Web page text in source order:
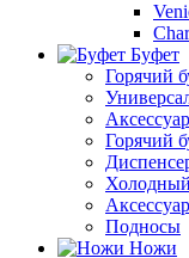
Буфет
Горячий
Горячий
Подносы
Ножи